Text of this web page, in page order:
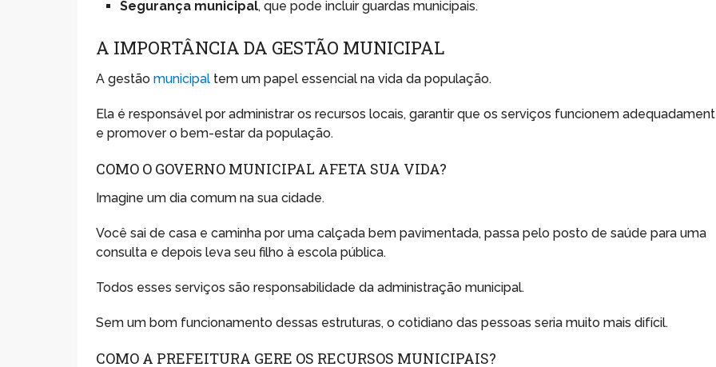
Segurança municipal, que pode incluir guardas municipais.
A IMPORTÂNCIA DA GESTÃO MUNICIPAL
A gestãomunicipal tem um papel essencial na vida da população.
Ela é responsável por administrar os recursos locais, garantir que os serviços funcionem
e promover o bem-estar da população.
COMO O GOVERNO MUNICIPAL AFETA SUA VIDA?
Imagine um dia comum na sua cidade.
Você sai de casa e caminha por uma calçada bem pavimentada, passa pelo posto de saúde para uma
consulta e depois leva seu filho à escola pública.
Todos esses serviços são responsabilidade da administração municipal.
Sem um bom funcionamento dessas estruturas, o cotidiano das pessoas seria muito mais difícil.
COMO A PREFEITURA GERE OS RECURSOS MUNICIPAIS?